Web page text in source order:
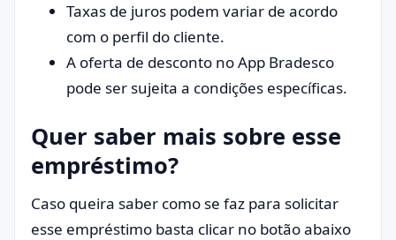
Taxas de juros podem variar de acordo
com o perfil do cliente.
A oferta de desconto no App Bradesco
pode ser sujeita a condições específicas.
Quer saber mais sobre esse
empréstimo?
Caso queira saber como se faz para solicitar
esse empréstimo basta clicar no botão abaixo